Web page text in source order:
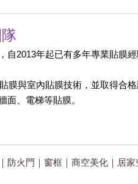
自2013年起已有多年專業貼膜
膜與室內貼膜技術，並取得合格
面、電梯等貼膜。
防火門｜窗框｜商空美化 ｜居